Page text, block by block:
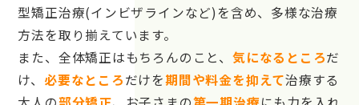
型矯正治療(インビザラインなど)を含め、多様な治療
方法を取り揃えています。
また、全体矯正はもちろんのこと、 気になるところだ
け、 必要なところだけを期間や料金を抑えて治療する